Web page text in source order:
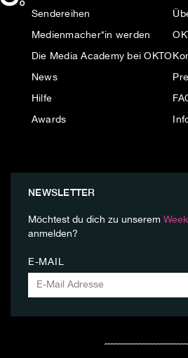
Sendereihen
Medienmacher*in werden
Die Media Academy bei OKTO
News
Hilfe
Awards
NEWSLETTER
Möchtest du dich zu unserem
anmelden?
E-MAIL